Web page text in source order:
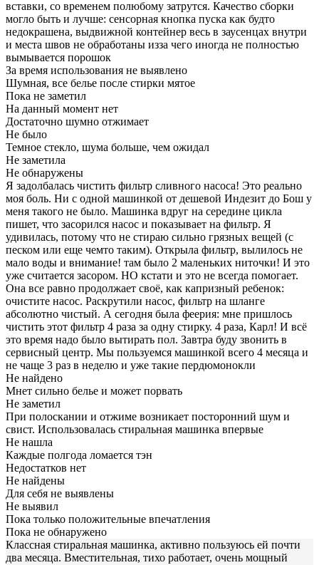
вставки, со временем полюбому затрутся. Качество сборки
могло быть и лучше: сенсорная кнопка пуска как будто
недокрашена, выдвижной контейнер весь в заусенцах внутри
и места швов не обработаны изза чего иногда не полностью
вымывается порошок
За время использования не выявлено
Шумная, все белье после стирки мятое
Пока не заметил
На данный момент нет
Достаточно шумно отжимает
Не было
Темное стекло, шума больше, чем ожидал
Не заметила
Не обнаружены
Я задолбалась чистить фильтр сливного насоса! Это реально
моя боль. Ни с одной машинкой от дешевой Индезит до Бош у
меня такого не было. Машинка вдруг на середине цикла
пишет, что засорился насос и показывает на фильтр. Я
удивилась, потому что не стираю сильно грязных вещей (с
песком или еще чемто таким). Открыла фильтр, вылилось не
мало воды и внимание! там было 2 маленьких ниточки! И это
уже считается засором. НО кстати и это не всегда помогает.
Она все равно продолжает своё, как капризный ребенок:
очистите насос. Раскрутили насос, фильтр на шланге
абсолютно чистый. А сегодня была феерия: мне пришлось
чистить этот фильтр 4 раза за одну стирку. 4 раза, Карл! И всё
это время надо было вытирать пол. Завтра буду звонить в
сервисный центр. Мы пользуемся машинкой всего 4 месяца и
не чаще 3 раз в неделю и уже такие пердюмонокли
Не найдено
Мнет сильно белье и может порвать
Не заметил
При полоскании и отжиме возникает посторонний шум и
свист. Использовалась стиральная машинка впервые
Не нашла
Каждые полгода ломается тэн
Недостатков нет
Не найдены
Для себя не выявлены
Не выявил
Пока только положительные впечатления
Пока не обнаружено
Классная стиральная машинка, активно пользуюсь ей почти
два месяца. Вместительная, тихо работает, очень мощный